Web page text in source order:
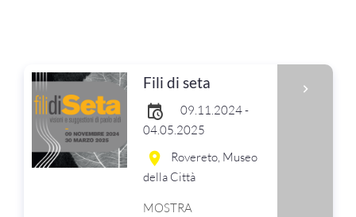
Fili di seta
09.11.2024 -
04.05.2025
Rovereto, Museo
della Città
MOSTRA